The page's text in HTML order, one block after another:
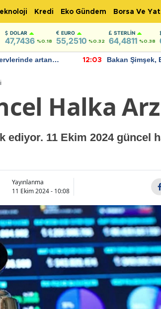
Kredi Eko Gündem Borsa Ve
DOLAR
47,7436 %0.18
EURO
55,2510 %0.32
STERLIN
64,4811 %0.38
artan
12:03
Bakan Şimşek,
Halka
ediyor. 11 Ekim 2024 güncel
Yayınlanma
11 Ekim 2024 - 10:08